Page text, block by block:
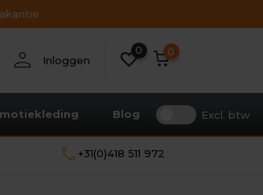
person Inloggen
0 0
Blog Excl. btw
call +31(0)418 511 972